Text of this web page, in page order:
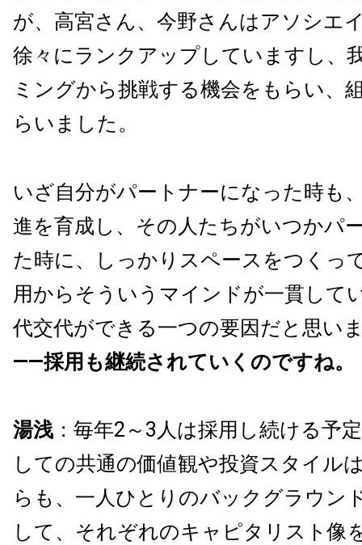
が、高宮さん、今野さんはアソシエ
徐々にランクアップしていますし、
ミングから挑戦する機会をもらい、
らいました。
いざ自分がパートナーになった時も
進を育成し、その人たちがいつかパ
た時に、しっかりスペースをつくっ
用からそういうマインドが一貫して
代交代ができる一つの要因だと思い
――採用も継続されていくのですね。
湯浅 ：毎年2～3人は採用し続ける予
しての共通の価値観や投資スタイル
らも、一人ひとりのバックグラウン
して、それぞれのキャピタリスト像